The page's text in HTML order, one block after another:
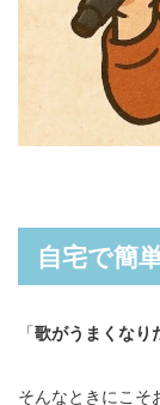
自宅で簡
「歌がうまくなり
そんなときにこそ